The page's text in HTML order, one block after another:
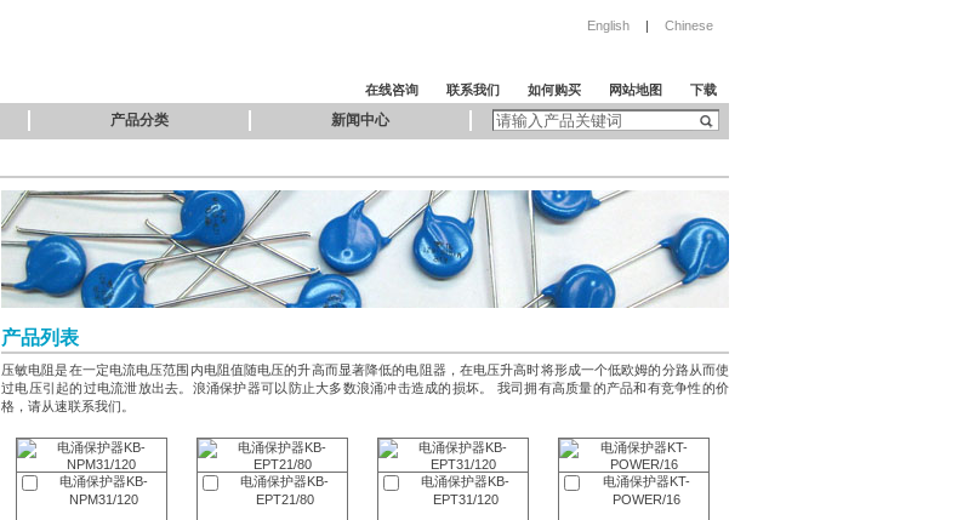
English | Chinese
在线咨询 联系我们 如何购买 网站地图 下载
产品分类 新闻中心
产品列表
压敏电阻是在一定电流电压范围内电阻值随电压的升高而显著降低的电阻器，在电压升高时将形成一个低欧姆的分路从而使
过电压引起的过电流泄放出去。浪涌保护器可以防止大多数浪涌冲击造成的损坏。 我司拥有高质量的产品和有竞争性的价
格，请从速联系我们。
电涌保护器KB-
NPM31/120
电涌保护器KB-
EPT21/80
电涌保护器KB-
EPT31/120
电涌保护器KT-
POWER/16